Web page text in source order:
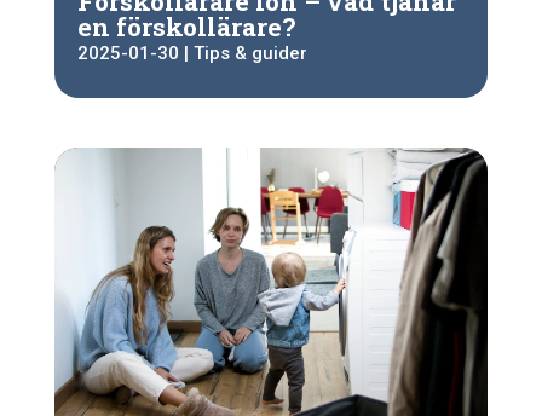
en förskollärare?
2025-01-30 | Tips & guider